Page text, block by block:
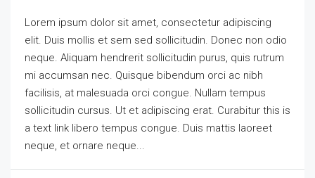
Lorem ipsum dolor sit amet, consectetur adipiscing
elit. Duis mollis et sem sed sollicitudin. Donec non odio
neque. Aliquam hendrerit sollicitudin purus, quis rutrum
mi accumsan nec. Quisque bibendum orci ac nibh
facilisis, at malesuada orci congue. Nullam tempus
sollicitudin cursus. Ut et adipiscing erat. Curabitur this is
a text link libero tempus congue. Duis mattis laoreet
neque, et ornare neque...